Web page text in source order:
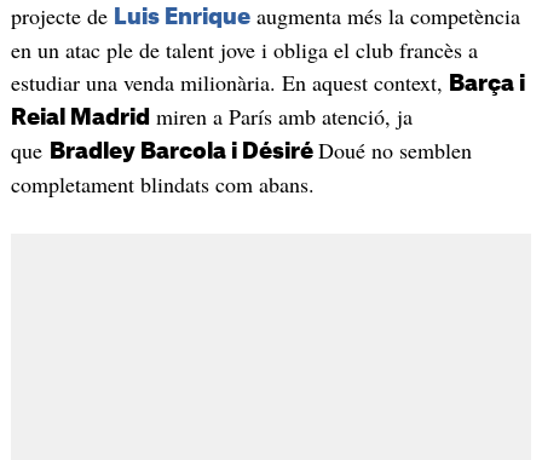
projecte de Luis Enriqueaugmenta més la competència
en un atac ple de talent jove i obliga el club francès a
estudiar una venda milionària. En aquest context, Barça i
Reial Madrid miren a París amb atenció, ja
que Bradley Barcola i Désiré Doué no semblen
completament blindats com abans.